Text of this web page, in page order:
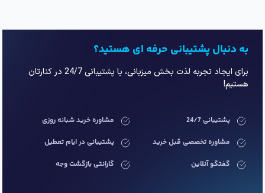
به دنبال پشتیبانی حرفه ای هستید؟
برای ایجاد تجربه لذت بخش میزبانی، با پشتیبانی 24/7 در کنارتان
هستیم!
پشتیبانی 24/7
مشاوره خرید شبانه روزی
مشاوره تخصصی قبل خرید
پشتیبانی در ایام تعطیل
گفتگو آنلاین
گارانتی بازگشت وجه